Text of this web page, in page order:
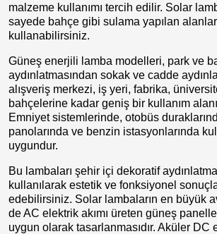
malzeme kullanımı tercih edilir. Solar
sayede bahçe gibi sulama yapılan
kullanabilirsiniz.
Güneş enerjili lamba modelleri, park ve
aydınlatmasından sokak ve cadde
alışveriş merkezi, iş yeri, fabrika,
bahçelerine kadar geniş bir kullanım
Emniyet sistemlerinde, otobüs
panolarında ve benzin istasyonlarında
uygundur.
Bu lambaları şehir içi dekoratif
kullanılarak estetik ve fonksiyonel
edebilirsiniz. Solar lambaların en büyük
de AC elektrik akımı üreten güneş
uygun olarak tasarlanmasıdır. Aküler